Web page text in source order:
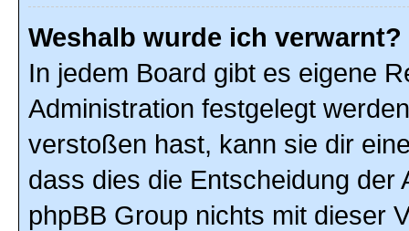
Weshalb wurde ich verwarnt?
In jedem Board gibt es eigene
Administration festgelegt
verstoßen hast, kann sie dir
dass dies die Entscheidung der
phpBB Group nichts mit dieser